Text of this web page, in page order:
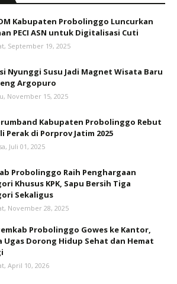
Kabupaten Probolinggo Luncurkan
PECI ASN untuk Digitalisasi Cuti
September 19, 2025
Nyunggi Susu Jadi Magnet Wisata Baru
Argopuro
November 15, 2025
Kabupaten Probolinggo Rebut
Perak di Porprov Jatim 2025
Juli 01, 2025
Probolinggo Raih Penghargaan
Khusus KPK, Sapu Bersih Tiga
Sekaligus
November 28, 2025
Probolinggo Gowes ke Kantor,
Ugas Dorong Hidup Sehat dan Hemat
April 10, 2026